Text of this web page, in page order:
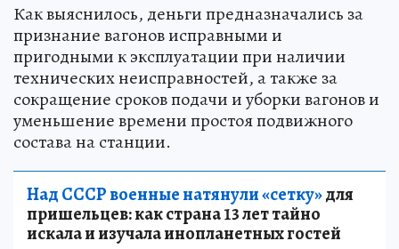
Как выяснилось, деньги предназначались за
признание вагонов исправными и
пригодными к эксплуатации при наличии
технических неисправностей, а также за
сокращение сроков подачи и уборки вагонов и
уменьшение времени простоя подвижного
состава на станции.
Над СССР военные натянули «сетку»для
пришельцев: как страна 13 лет тайно
искала и изучала инопланетных гостей